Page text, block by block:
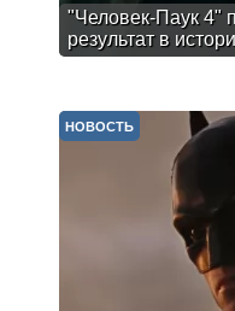
"Человек-Паук 4"
результат в
НОВОСТЬ